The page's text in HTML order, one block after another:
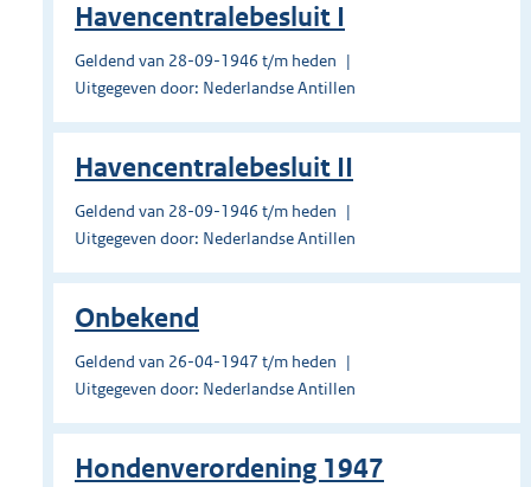
Havencentralebesluit I
Geldend van 28-09-1946 t/m heden
Uitgegeven door: Nederlandse Antillen
Havencentralebesluit II
Geldend van 28-09-1946 t/m heden
Uitgegeven door: Nederlandse Antillen
Onbekend
Geldend van 26-04-1947 t/m heden
Uitgegeven door: Nederlandse Antillen
Hondenverordening 1947